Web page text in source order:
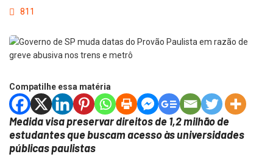
811
Compatilhe essa matéria
Medida visa preservar direitos de 1,2 milhão de
estudantes que buscam acesso às universidades
públicas paulistas